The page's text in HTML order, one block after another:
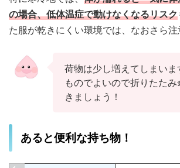
の場合、低体温症で動けなくなるリスク
た服が乾きにくい環境では、なおさら
荷物は少し増えてしまいま
ものでよいので折りたた
きましょう！
あると便利な持ち物！